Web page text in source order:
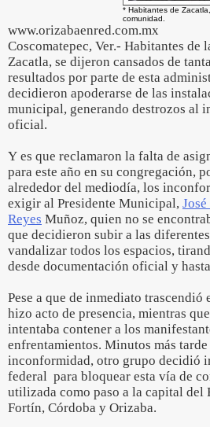
* Habitantes de
comunidad.
www.orizabaenred.com.mx
Coscomatepec, Ver.- Habitantes de
Zacatla, se dijeron cansados de
resultados por parte de esta
decidieron apoderarse de las
municipal, generando destrozos al
oficial.
Y es que reclamaron la falta de
para este año en su congregación,
alrededor del mediodía, los
exigir al Presidente Municipal,
Reyes Muñoz, quien no se
que decidieron subir a las
vandalizar todos los espacios,
desde documentación oficial y
Pese a que de inmediato trascendió
hizo acto de presencia, mientras
intentaba contener a los
enfrentamientos. Minutos más
inconformidad, otro grupo decidió
federal para bloquear esta vía de
utilizada como paso a la capital del
Fortín, Córdoba y Orizaba.